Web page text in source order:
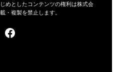
めとしたコンテンツの権利は株式会
・複製を禁止します。